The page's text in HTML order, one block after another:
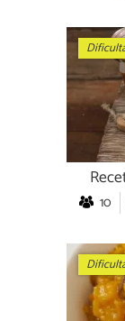
10